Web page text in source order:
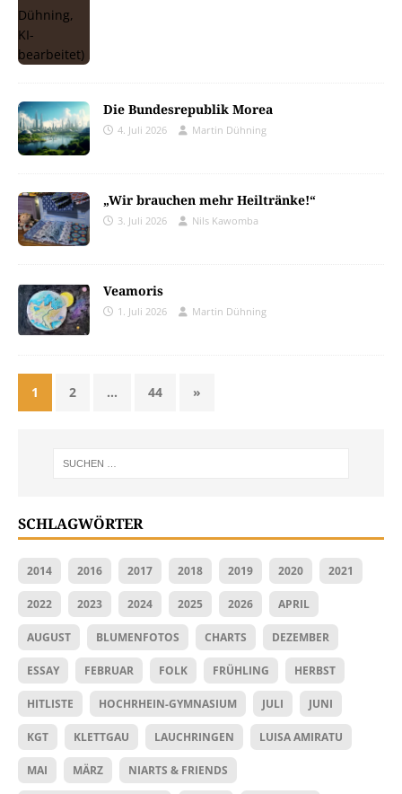
Die Bundesrepublik Morea
4. Juli 2026 Martin Dühning
„Wir brauchen mehr Heiltränke!“
3. Juli 2026 Nils Kawomba
Veamoris
1. Juli 2026 Martin Dühning
1 2 … 44 »
SCHLAGWÖRTER
2014 2016 2017 2018 2019 2020 2021
2022 2023 2024 2025 2026 APRIL
AUGUST BLUMENFOTOS CHARTS DEZEMBER
ESSAY FEBRUAR FOLK FRÜHLING HERBST
HITLISTE HOCHRHEIN-GYMNASIUM JULI JUNI
KGT KLETTGAU LAUCHRINGEN LUISA AMIRATU
MAI MÄRZ NIARTS & FRIENDS